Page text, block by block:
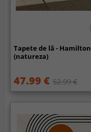
Tapete de lã - Hamilton
(natureza)
47.99 € 52.99 €